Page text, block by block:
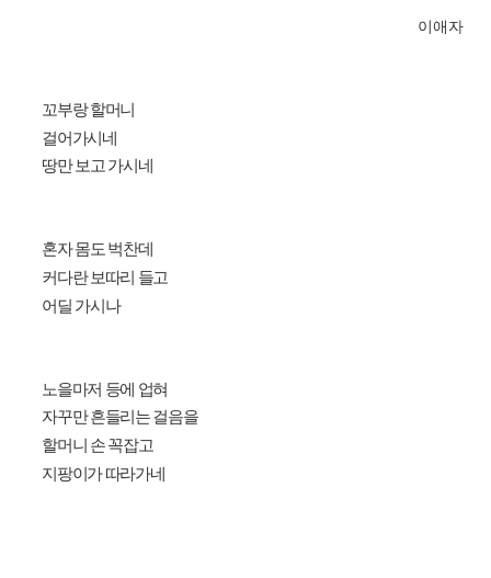
이애자
꼬부랑 할머니
걸어가시네
땅만 보고 가시네
혼자 몸도 벅찬데
커다란 보따리 들고
어딜 가시나
노을마저 등에 업혀
자꾸만 흔들리는 걸음을
할머니 손 꼭잡고
지팡이가 따라가네